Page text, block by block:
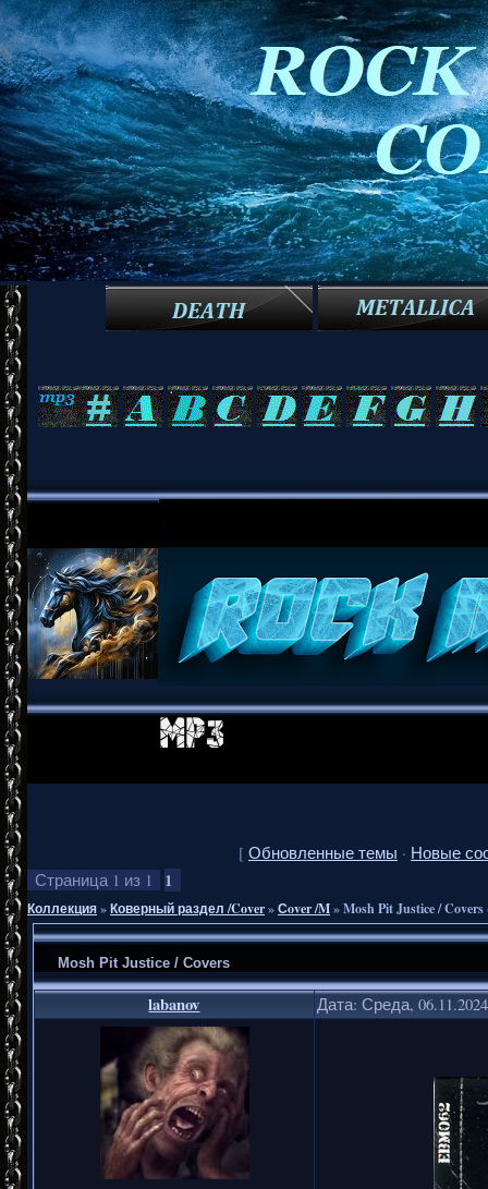
[ Обновленные темы · Новые
Страница 1 из 1 1
Коллекция»Коверный раздел /Cover»Сover /M»Mosh Pit Justice / Covers
Mosh Pit Justice / Covers
labanov Дата: Среда,